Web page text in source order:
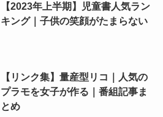
【2023年上半期】児童書人気ラン
キング｜子供の笑顔がたまらない
【リンク集】量産型リコ｜人気の
プラモを女子が作る｜番組記事ま
とめ